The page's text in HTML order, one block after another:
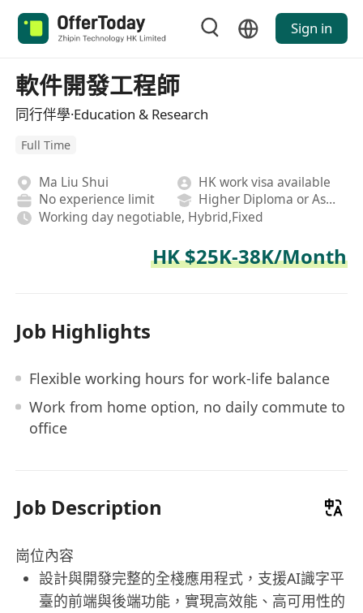
Sign in
軟件開發工程師
同行伴學·Education & Research
Full Time
Ma Liu Shui
HK work visa available
No experience limit
Higher Diploma or Associate Degree
Working day negotiable, Hybrid,Fixed
HK $25K-38K/Month
Job Highlights
Flexible working hours for work-life balance
Work from home option, no daily commute to
office
Job Description
崗位內容
設計與開發完整的全棧應用程式，支援AI識字平
臺的前端與後端功能，實現高效能、高可用性的